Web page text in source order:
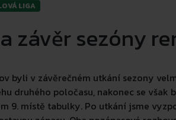
LIGA
závěr sezóny
byli v závěrečném utkání sezony
druhého poločasu, nakonec se
9. místě tabulky. Po utkání jsme